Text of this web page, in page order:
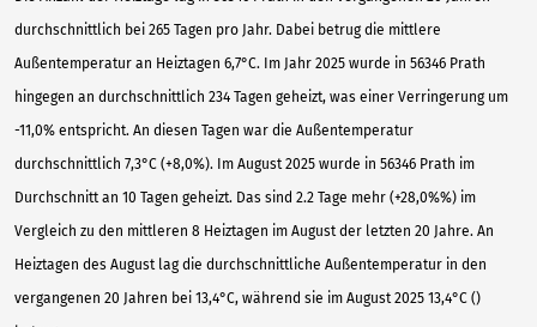
durchschnittlich bei 265 Tagen pro Jahr. Dabei betrug die mittlere
Außentemperatur an Heiztagen 6,7°C. Im Jahr 2025 wurde in 56346 Prath
hingegen an durchschnittlich 234 Tagen geheizt, was einer Verringerung um
-11,0% entspricht. An diesen Tagen war die Außentemperatur
durchschnittlich 7,3°C (+8,0%). Im August 2025 wurde in 56346 Prath im
Durchschnitt an 10 Tagen geheizt. Das sind 2.2 Tage mehr (+28,0%%) im
Vergleich zu den mittleren 8 Heiztagen im August der letzten 20 Jahre. An
Heiztagen des August lag die durchschnittliche Außentemperatur in den
vergangenen 20 Jahren bei 13,4°C, während sie im August 2025 13,4°C ()